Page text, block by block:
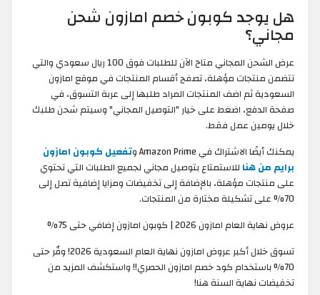
هل يوجد كوبون خصم امازون شحن
مجاني؟
عرض الشحن المجاني متاح الآن للطلبات فوق 100 ريال سعودي والتي
تتضمن منتجات مؤهلة، تصفح أقسام المنتجات في موقع امازون
السعودية ثم اضف المنتجات المراد طلبها إلى عربة التسوق، في
صفحة الدفع، اضغط على خيار "التوصيل المجاني" وسيتم شحن طلبك
خلال يومين عمل فقط.
يمكنك أيضًا الاشتراك في Amazon Prime و
تفعيل كوبون امازون
برايم من هنا للاستمتاع بتوصيل مجاني لجميع الطلبات التي تحتوي
على منتجات مؤهلة، بالإضافة إلى تخفيضات ومزايا إضافية تصل إلى
70% على تشكيلة مختارة من المنتجات.
عروض نهاية العام امازون 2026 | كوبون امازون إضافي حتى 75%
تسوق خلال أكبر عروض امازون نهاية العام السعودية 2026! وفّر حتى
70% باستخدام كود خصم امازون الحصري!! واستكشف المزيد من
تخفيضات نهاية السنة هنا!